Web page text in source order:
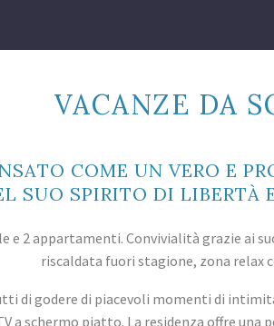
VACANZE DA
COME UN VERO E
SUO SPIRITO DI LIBERTÀ
2 appartamenti. Convivialità grazie ai
riscaldata fuori stagione, zona relax
di godere di piacevoli momenti di
a schermo piatto. La residenza offre